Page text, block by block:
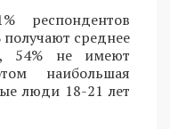
респондентов
среднее
54% не имеют
наибольшая
люди 18-21 лет